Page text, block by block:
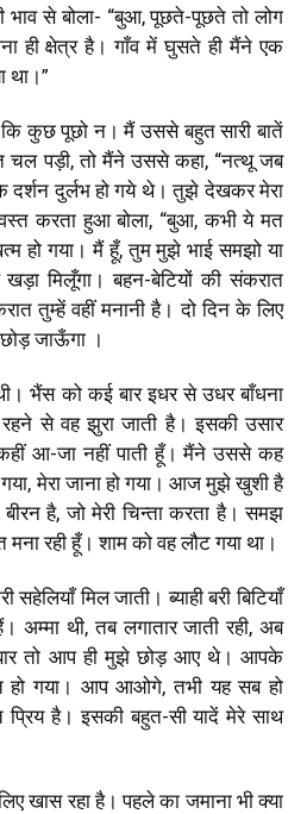
भाव से बोला- “बुआ, पूछते-पूछते तो लोग
ही क्षेत्र है। गाँव में घुसते ही मैंने एक
था।”
कुछ पूछो न। मैं उससे बहुत सारी बातें
चल पड़ी, तो मैंने उससे कहा, “नत्थू जब
दुर्लभ हो गये थे। तुझे देखकर मेरा
करता हुआ बोला, “बुआ, कभी ये मत
हो गया। मैं हूँ, तुम मुझे भाई समझो या
मिलूँगा। बहन-बेटियों की संकरात
तुम्हें वहीं मनानी है। दो दिन के लिए
छोड़ जाऊँगा ।
भैंस को कई बार इधर से उधर बाँधना
से वह झुरा जाती है। इसकी उसार
आ-जा नहीं पाती हूँ। मैंने उससे कह
गया, मेरा जाना हो गया। आज मुझे खुशी है
है, जो मेरी चिन्ता करता है। समझ
रही हूँ। शाम को वह लौट गया था।
मिल जाती। ब्याही बरी बिटियाँ
अम्मा थी, तब लगातार जाती रही, अब
बार तो आप ही मुझे छोड़ आए थे। आपके
हो गया। आप आओगे, तभी यह सब हो
प्रिय है। इसकी बहुत-सी यादें मेरे साथ
खास रहा है। पहले का जमाना भी क्या